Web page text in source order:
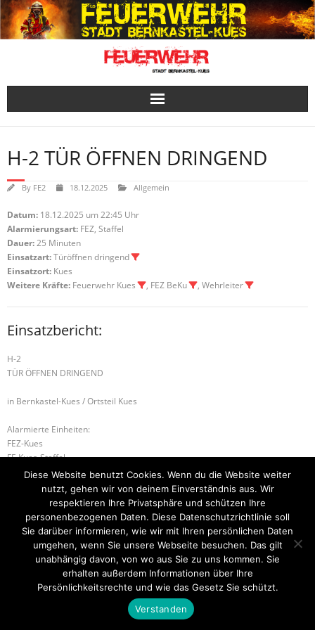
Skip
to
content
H-2 TÜR ÖFFNEN DRINGEND
By FE2 18.12.2025 Allgemein
Datum: 18.12.2025 um 22:45 Uhr
Alarmierungsart: FEZ, Staffel
Dauer:25 Minuten
Einsatzart:Türöffnen dringend
Einsatzort: Kues
Weitere Kräfte: Feuerwehr Kues , FEZ BeKu , Wehrleiter
Einsatzbericht:
H-2
TÜR ÖFFNEN DRINGEND
in Bernkastel-Kues / Ortsteil Kues
Alarmierte Einheiten:
FEZ-Kues
FF-Kues-Staffel
BeKu WL
H-2 TÜR ÖFFNEN DRINGEND
B-1 RAUCHENTWICKLUNG IM FREIEN
Startseite Einsätze Mitglied werden Über uns
Kontakt
Think Up Themes Ltd. Powered by
Diese Website benutzt Cookies. Wenn du die Website weiter
nutzt, gehen wir von deinem Einverständnis aus. Wir
respektieren Ihre Privatsphäre und schützen Ihre
personenbezogenen Daten. Diese Datenschutzrichtlinie soll
Sie darüber informieren, wie wir mit Ihren persönlichen Daten
umgehen, wenn Sie unsere Webseite besuchen. Das gilt
unabhängig davon, von wo aus Sie zu uns kommen. Sie
erhalten außerdem Informationen über Ihre
Persönlichkeitsrechte und wie das Gesetz Sie schützt.
Verstanden